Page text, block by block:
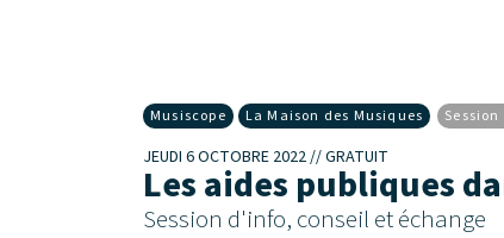
Musiscope La Maison des Musiques
JEUDI 6 OCTOBRE 2022 // GRATUIT
Les aides publiques
Session d'info, conseil et échange